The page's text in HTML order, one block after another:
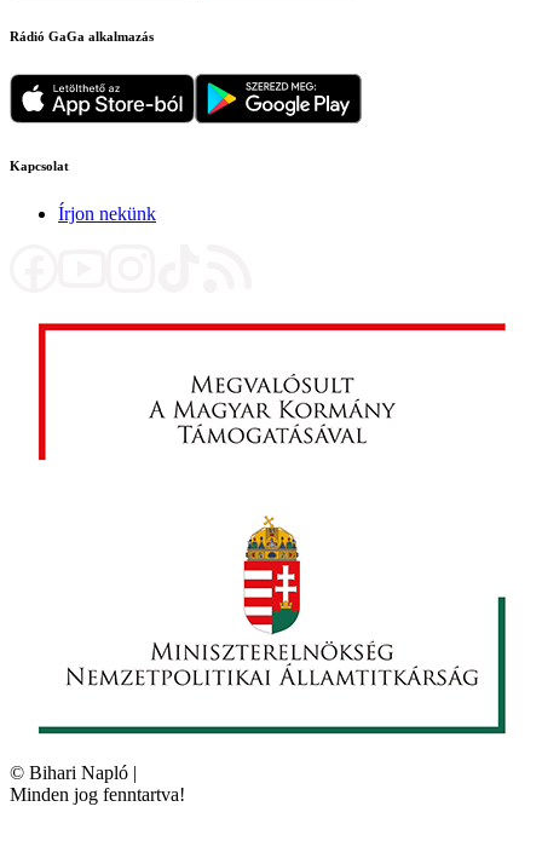
Rádió GaGa alkalmazás
Kapcsolat
Írjon nekünk
© Bihari Napló |
Minden jog fenntartva!